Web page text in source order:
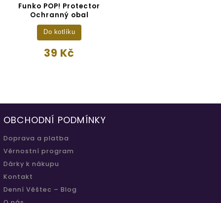
Funko POP! Protector
Ochranný obal
39 Kč
Do kotlíku
OBCHODNÍ PODMÍNKY
Doprava a platba
Věrnostní program
Dárky k nákupu
Kontakt
Denní Věštec – Blog